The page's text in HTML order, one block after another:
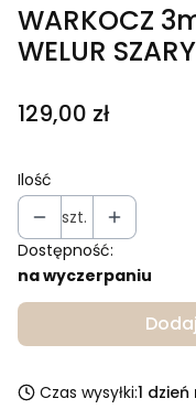
WARKOCZ
WELUR SZARY
Cena
129,00 zł
Ilość
szt.
Dostępność:
na wyczerpaniu
Czas wysyłki:1